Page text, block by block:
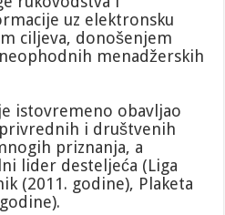
uz elektronsku
ciljeva, donošenjem
menadžerskih
istovremeno obavljao
i društvenih
priznanja, a
lider desteljeća (Liga
(2011. godine), Plaketa